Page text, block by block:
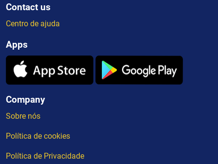
Contact us
Centro de ajuda
Apps
Company
Sobre nós
Política de cookies
Política de Privacidade